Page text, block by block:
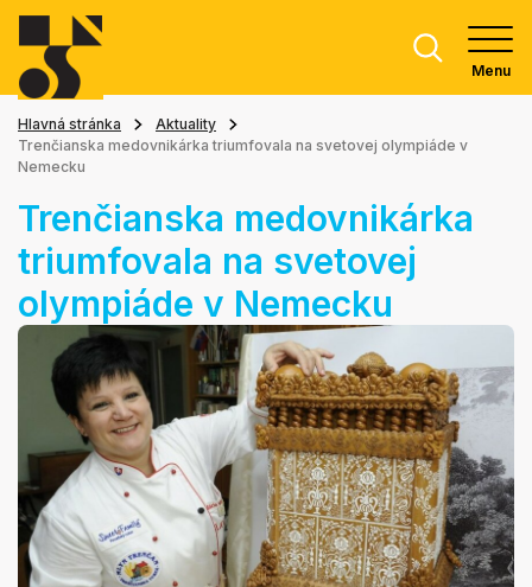
Menu
Hlavná stránka
Aktuality
Trenčianska medovnikárka triumfovala na svetovej olympiáde v
Nemecku
Trenčianska medovnikárka
triumfovala na svetovej
olympiáde v Nemecku